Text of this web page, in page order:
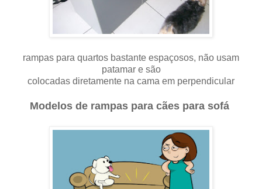
rampas para quartos bastante espaçosos, não usam
patamar e são
colocadas diretamente na cama em perpendicular
Modelos de rampas para cães para sofá